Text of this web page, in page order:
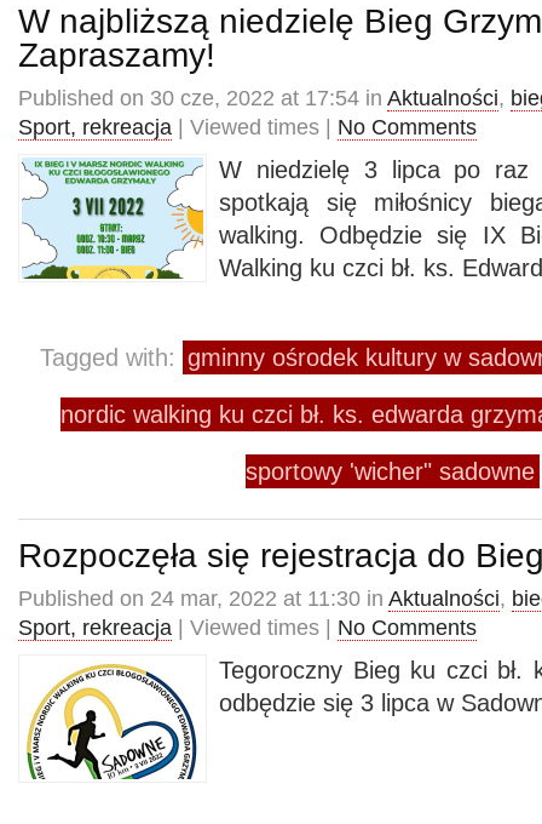
W najbliższą niedzielę Bieg
Zapraszamy!
Published on 30 cze, 2022 at 17:54 in Aktualności,
Sport, rekreacja | Viewed times | No Comments
W niedzielę 3 lipca po raz
spotkają się miłośnicy
walking. Odbędzie się IX
Walking ku czci bł. ks.
Tagged with: gminny ośrodek kultury w
nordic walking ku czci bł. ks. edwarda
sportowy 'wicher" sadowne
Rozpoczęła się rejestracja do
Published on 24 mar, 2022 at 11:30 in Aktualności,
Sport, rekreacja | Viewed times | No Comments
Tegoroczny Bieg ku czci bł.
odbędzie się 3 lipca w